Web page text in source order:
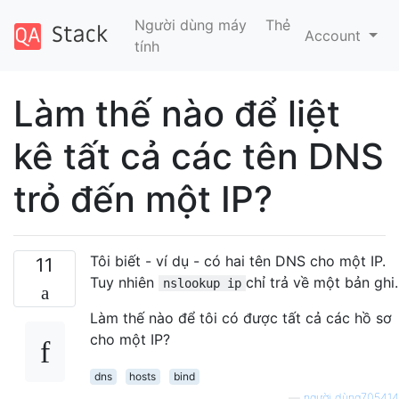
Người dùng máy
tính
Thẻ
Account
Làm thế nào để liệt
kê tất cả các tên DNS
trỏ đến một IP?
11
Tôi biết - ví dụ - có hai tên DNS cho một IP.
Tuy nhiên
nslookup ip chỉ trả về một bản ghi.
Làm thế nào để tôi có được tất cả các hồ sơ
cho một IP?
dns hosts
bind